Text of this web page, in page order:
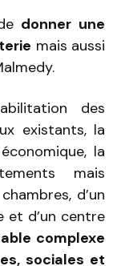
donner une
mais aussi
des
existants, la
la
mais
d’un
et d’un centre
complexe
sociales et